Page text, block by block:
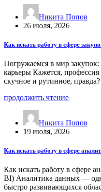
Никита Попов
26 июля, 2026
Как искать работу в сфере
Погружаемся в мир
карьеры Кажется,
скучное и рутинное,
продолжить чтение
Никита Попов
19 июля, 2026
Как искать работу в сфере
Как искать работу в сфере
BI) Аналитика данных —
быстро развивающихся